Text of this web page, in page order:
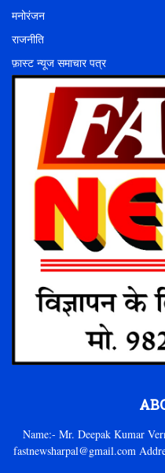
मनोरंजन
राजनीति
फ़ास्ट न्यूज समाचार पत्र
Name:- Mr. Deepak Kumar
fastnewsharpal@gmail.com